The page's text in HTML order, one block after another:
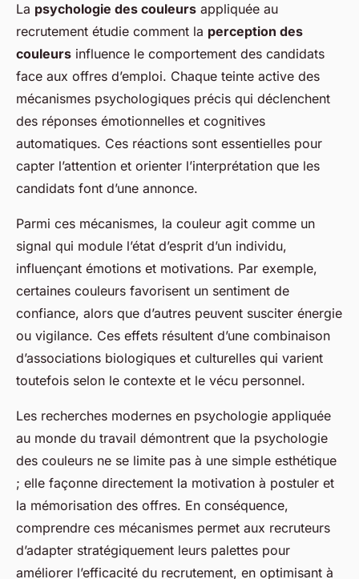
La psychologie des couleurs appliquée au
recrutement étudie comment la perception des
couleurs influence le comportement des candidats
face aux offres d’emploi. Chaque teinte active des
mécanismes psychologiques précis qui déclenchent
des réponses émotionnelles et cognitives
automatiques. Ces réactions sont essentielles pour
capter l’attention et orienter l’interprétation que les
candidats font d’une annonce.
Parmi ces mécanismes, la couleur agit comme un
signal qui module l’état d’esprit d’un individu,
influençant émotions et motivations. Par exemple,
certaines couleurs favorisent un sentiment de
confiance, alors que d’autres peuvent susciter énergie
ou vigilance. Ces effets résultent d’une combinaison
d’associations biologiques et culturelles qui varient
toutefois selon le contexte et le vécu personnel.
Les recherches modernes en psychologie appliquée
au monde du travail démontrent que la psychologie
des couleurs ne se limite pas à une simple esthétique
; elle façonne directement la motivation à postuler et
la mémorisation des offres. En conséquence,
comprendre ces mécanismes permet aux recruteurs
d’adapter stratégiquement leurs palettes pour
améliorer l’efficacité du recrutement, en optimisant à